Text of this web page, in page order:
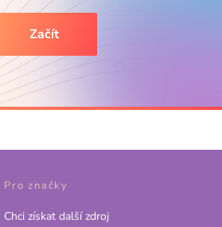
Začít
Pro značky
Chci získat další zdroj